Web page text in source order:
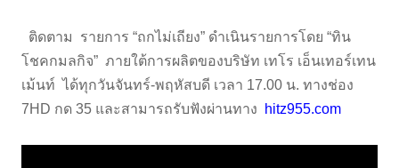
ติดตาม รายการ “ถกไม่เถียง” ดำเนินรายการโดย “ทิน
โชคกมลกิจ” ภายใต้การผลิตของบริษัท เทโร เอ็นเทอร์เทน
เม้นท์ ได้ทุกวันจันทร์-พฤหัสบดี เวลา 17.00 น. ทางช่อง
7HD กด 35 และสามารถรับฟังผ่านทาง
hitz955.com